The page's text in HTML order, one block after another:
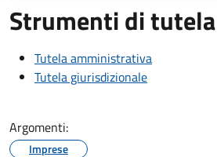
Strumenti di tutela
Tutela amministrativa
Tutela giurisdizionale
Argomenti:
Imprese